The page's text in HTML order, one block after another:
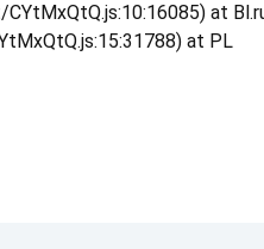
at
at PL